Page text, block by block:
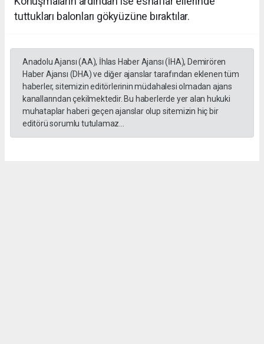
tuttukları balonları gökyüzüne bıraktılar.
Anadolu Ajansı (AA), İhlas Haber Ajansı (İHA), Demirören
Haber Ajansı (DHA) ve diğer ajanslar tarafından eklenen tüm
haberler, sitemizin editörlerinin müdahalesi olmadan ajans
kanallarından çekilmektedir. Bu haberlerde yer alan hukuki
muhataplar haberi geçen ajanslar olup sitemizin hiç bir
editörü sorumlu tutulamaz...